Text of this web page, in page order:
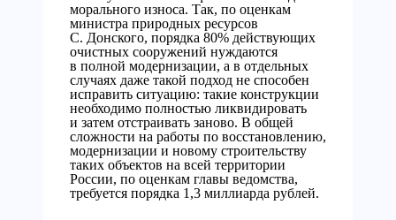
морального износа. Так, по оценкам
министра природных ресурсов
С. Донского, порядка 80% действующих
очистных сооружений нуждаются
в полной модернизации, а в отдельных
случаях даже такой подход не способен
исправить ситуацию: такие конструкции
необходимо полностью ликвидировать
и затем отстраивать заново. В общей
сложности на работы по восстановлению,
модернизации и новому строительству
таких объектов на всей территории
России, по оценкам главы ведомства,
требуется порядка 1,3 миллиарда рублей.